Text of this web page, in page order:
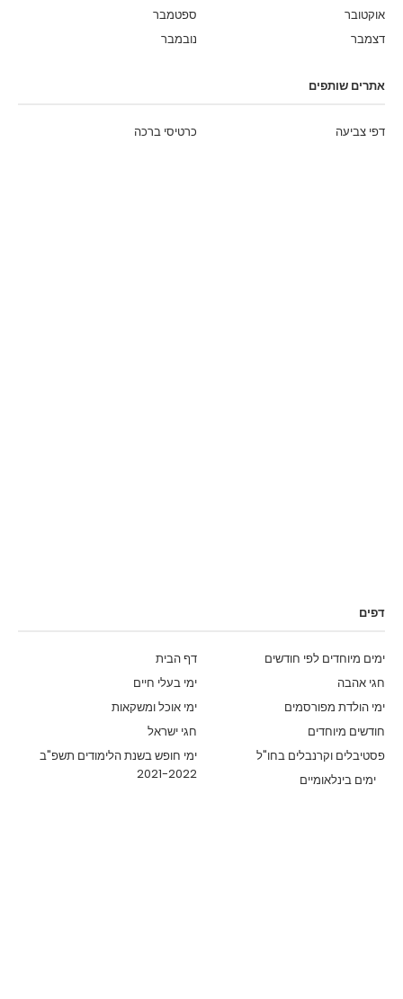
ספטמבר
אוקטובר
נובמבר
דצמבר
אתרים שותפים
כרטיסי ברכה דפי צביעה
דפים
דף הבית
ימים מיוחדים לפי חודשים
ימי בעלי חיים
חגי אהבה
ימי אוכל ומשקאות
ימי הולדת מפורסמים
חגי ישראל
חודשים מיוחדים
ימי חופש בשנת הלימודים תשפ"ב
2021-2022
פסטיבלים וקרנבלים בחו"ל
ימים בינלאומיים